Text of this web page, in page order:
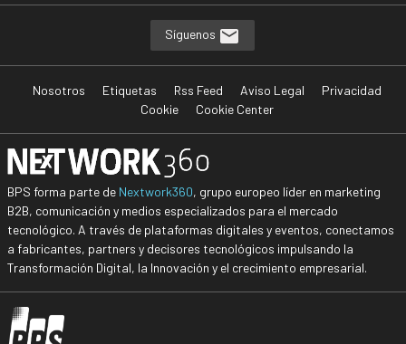
Síguenos
Nosotros Etiquetas Rss Feed Aviso Legal
Privacidad
Cookie
Cookie Center
BPS forma parte de Nextwork360, grupo europeo líder en marketing
B2B, comunicación y medios especializados para el mercado
tecnológico. A través de plataformas digitales y eventos, conectamos
a fabricantes, partners y decisores tecnológicos impulsando la
Transformación Digital, la Innovación y el crecimiento empresarial.